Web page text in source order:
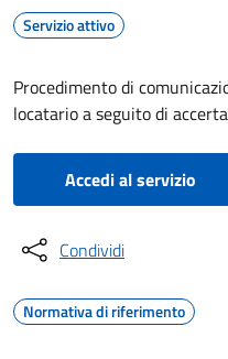
Servizio attivo
Procedimento di
locatario a seguito di
Accedi al servizio
Condividi
Normativa di riferimento